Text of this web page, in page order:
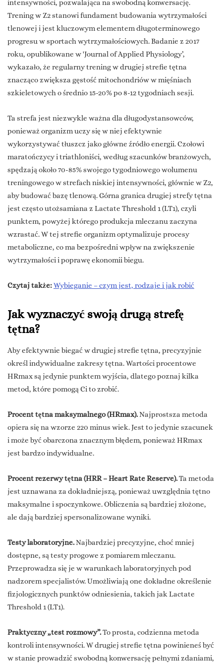
intensywności, pozwalająca na swobodną konwersację.
Trening w Z2 stanowi fundament budowania wytrzymałości
tlenowej i jest kluczowym elementem długoterminowego
progresu w sportach wytrzymałościowych. Badanie z 2017
roku, opublikowane w 'Journal of Applied Physiology’,
wykazało, że regularny trening w drugiej strefie tętna
znacząco zwiększa gęstość mitochondriów w mięśniach
szkieletowych o średnio 15-20% po 8-12 tygodniach sesji.
Ta strefa jest niezwykle ważna dla długodystansowców,
ponieważ organizm uczy się w niej efektywnie
wykorzystywać tłuszcz jako główne źródło energii. Czołowi
maratończycy i triathloniści, według szacunków branżowych,
spędzają około 70-85% swojego tygodniowego wolumenu
treningowego w strefach niskiej intensywności, głównie w Z2,
aby budować bazę tlenową. Górna granica drugiej strefy tętna
jest często utożsamiana z Lactate Threshold 1 (LT1), czyli
punktem, powyżej którego produkcja mleczanu zaczyna
wzrastać. W tej strefie organizm optymalizuje procesy
metaboliczne, co ma bezpośredni wpływ na zwiększenie
wytrzymałości i poprawę ekonomii biegu.
Czytaj także:Wybieganie – czym jest, rodzaje i jak robić
Jak wyznaczyć swoją drugą strefę
tętna?
Aby efektywnie biegać w drugiej strefie tętna, precyzyjnie
określ indywidualne zakresy tętna. Wartości procentowe
HRmax są jedynie punktem wyjścia, dlatego poznaj kilka
metod, które pomogą Ci to zrobić.
Procent tętna maksymalnego (HRmax).Najprostsza metoda
opiera się na wzorze 220 minus wiek. Jest to jedynie szacunek
i może być obarczona znacznym błędem, ponieważ HRmax
jest bardzo indywidualne.
Procent rezerwy tętna (HRR – Heart Rate Reserve).Ta metoda
jest uznawana za dokładniejszą, ponieważ uwzględnia tętno
maksymalne i spoczynkowe. Obliczenia są bardziej złożone,
ale dają bardziej spersonalizowane wyniki.
Testy laboratoryjne.Najbardziej precyzyjne, choć mniej
dostępne, są testy progowe z pomiarem mleczanu.
Przeprowadza się je w warunkach laboratoryjnych pod
nadzorem specjalistów. Umożliwiają one dokładne określenie
fizjologicznych punktów odniesienia, takich jak Lactate
Threshold 1 (LT1).
Praktyczny „test rozmowy”.To prosta, codzienna metoda
kontroli intensywności. W drugiej strefie tętna powinieneś być
w stanie prowadzić swobodną konwersację pełnymi zdaniami,